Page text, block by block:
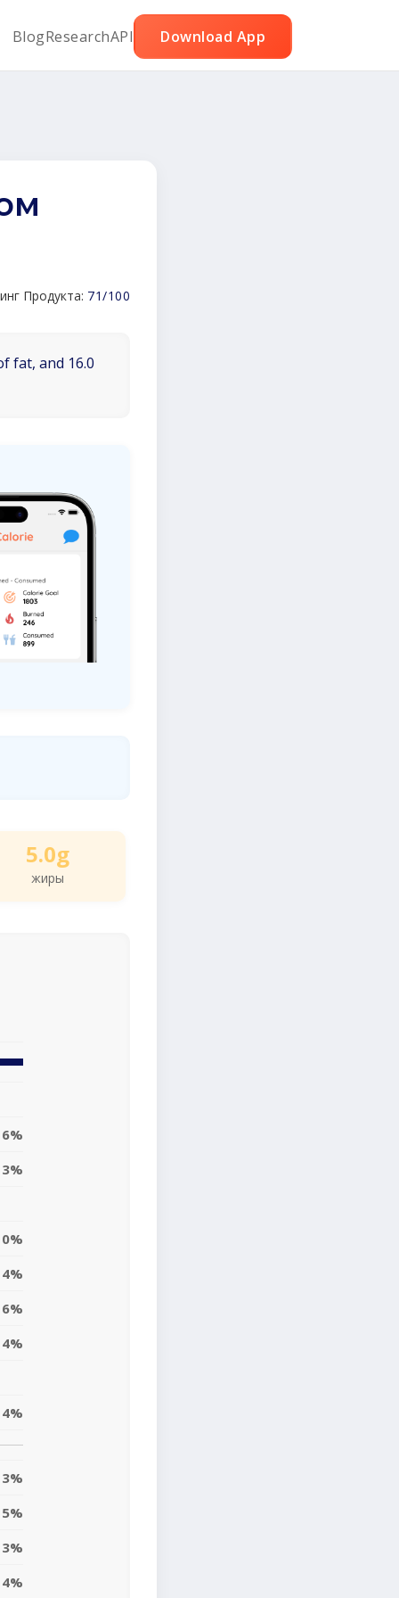
BlogResearchAPI Download App
Продукта: 71/100
fat, and 16.0
5.0g
жиры
6%
3%
0%
4%
6%
4%
4%
3%
4%